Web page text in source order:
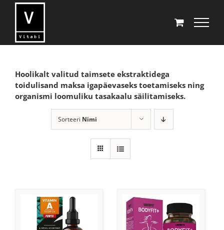
Hoolikalt valitud taimsete ekstraktidega
toidulisand maksa igapäevaseks toetamiseks ning
organismi loomuliku tasakaalu säilitamiseks.
Sorteeri Nimi